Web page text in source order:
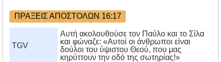
ΠΡΑΞΕΙΣ ΑΠΟΣΤΟΛΩΝ 16:17
TGV
Αυτή ακολουθούσε τον Παύλο και το Σίλα
και φώναζε: «Αυτοί οι άνθρωποι είναι
δούλοι του ύψιστου Θεού, που μας
κηρύττουν την οδό της σωτηρίας!»